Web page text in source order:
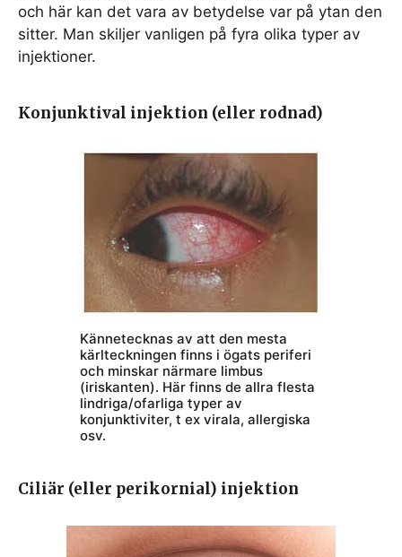
och här kan det vara av betydelse var på ytan den
sitter. Man skiljer vanligen på fyra olika typer av
injektioner.
Konjunktival injektion (eller rodnad)
Kännetecknas av att den mesta
kärlteckningen finns i ögats periferi
och minskar närmare limbus
(iriskanten). Här finns de allra flesta
lindriga/ofarliga typer av
konjunktiviter, t ex virala, allergiska
osv.
Ciliär (eller perikornial) injektion